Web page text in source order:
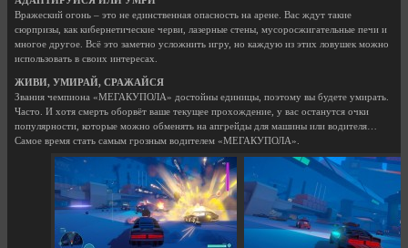
Вражеский огонь – это не единственная опасность на арене. Вас ждут такие
сюрпризы, как кибернетические черви, лазерные стены, мусоросжигательные печи и
многое другое. Всё это заметно усложнить игру, но каждую из этих ловушек можно
использовать в своих интересах.
ЖИВИ, УМИРАЙ, СРАЖАЙСЯ
Звания чемпиона «МЕГАКУПОЛА» достойны единицы, поэтому вы будете умирать.
Часто. И хотя смерть оборвёт ваше текущее прохождение, у вас останутся очки
популярности, которые можно обменять на апгрейды для машины или водителя…
Самое время стать самым грозным водителем «МЕГАКУПОЛА».